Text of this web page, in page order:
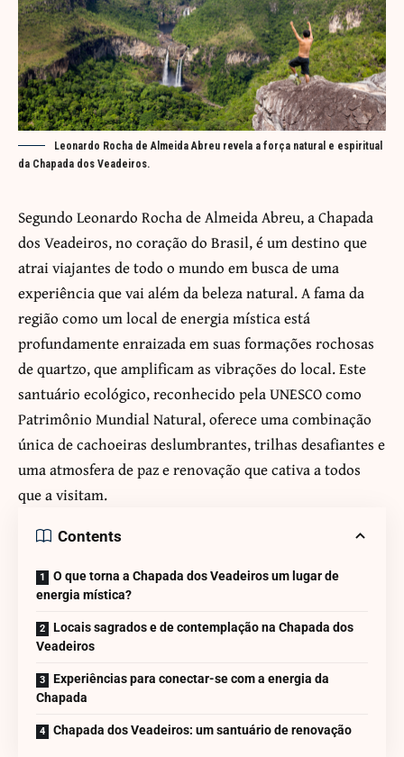
Leonardo Rocha de Almeida Abreu revela a força natural e espiritual
da Chapada dos Veadeiros.
Segundo Leonardo Rocha de Almeida Abreu, a Chapada
dos Veadeiros, no coração do Brasil, é um destino que
atrai viajantes de todo o mundo em busca de uma
experiência que vai além da beleza natural. A fama da
região como um local de energia mística está
profundamente enraizada em suas formações rochosas
de quartzo, que amplificam as vibrações do local. Este
santuário ecológico, reconhecido pela UNESCO como
Patrimônio Mundial Natural, oferece uma combinação
única de cachoeiras deslumbrantes, trilhas desafiantes e
uma atmosfera de paz e renovação que cativa a todos
que a visitam.
Contents
O que torna a Chapada dos Veadeiros um lugar de
energia mística?
Locais sagrados e de contemplação na Chapada dos
Veadeiros
Experiências para conectar-se com a energia da
Chapada
Chapada dos Veadeiros: um santuário de renovação